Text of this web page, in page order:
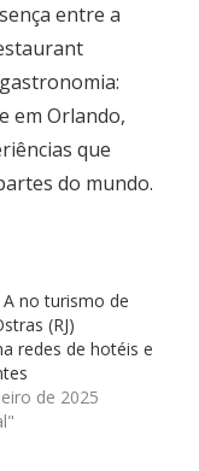
entre a
em Orlando,
que
do mundo.
no turismo de
(RJ)
redes de hotéis e
de 2025